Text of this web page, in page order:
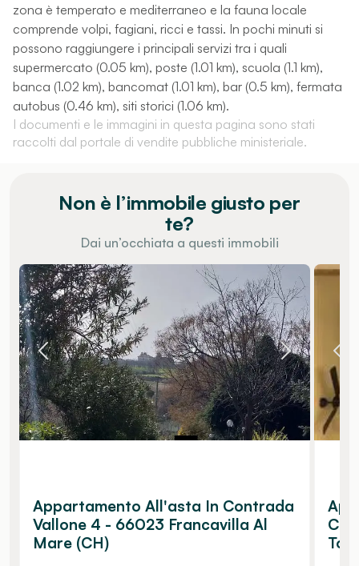
zona è temperato e mediterraneo e la fauna locale
comprende volpi, fagiani, ricci e tassi. In pochi minuti si
possono raggiungere i principali servizi tra i quali
supermercato (0.05 km), poste (1.01 km), scuola (1.1 km),
banca (1.02 km), bancomat (1.01 km), bar (0.5 km), fermata
autobus (0.46 km), siti storici (1.06 km).
I documenti e le immagini in questa pagina sono stati
raccolti dal portale di vendite pubbliche ministeriale.
Non è l’immobile giusto per
te?
Dai un’occhiata a questi immobili
Appartamento All'asta In Contrada
Vallone 4 - 66023 Francavilla Al
Mare (CH)